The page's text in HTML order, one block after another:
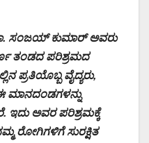
ಡಾ. ಸಂಜಯ್ ಕುಮಾರ್ ಅವರು
ತಂಡದ ಪರಿಶ್ರಮದ
ಪ್ರತಿಯೊಬ್ಬ ವೈದ್ಯರು,
ಮಾನದಂಡಗಳನ್ನು
ಇದು ಅವರ ಪರಿಶ್ರಮಕ್ಕೆ
ರೋಗಿಗಳಿಗೆ ಸುರಕ್ಷಿತ